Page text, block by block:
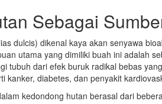
Sebagai
dulcis) dikenal kaya akan senyawa
utama yang dimiliki buah ini adalah
tubuh dari efek buruk radikal bebas
kanker, diabetes, dan penyakit
kedondong hutan berasal dari